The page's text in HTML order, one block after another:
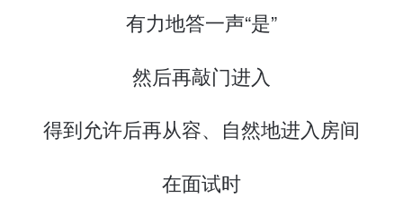
有力地答一声“是”
然后再敲门进入
得到允许后再从容、自然地进入房间
在面试时